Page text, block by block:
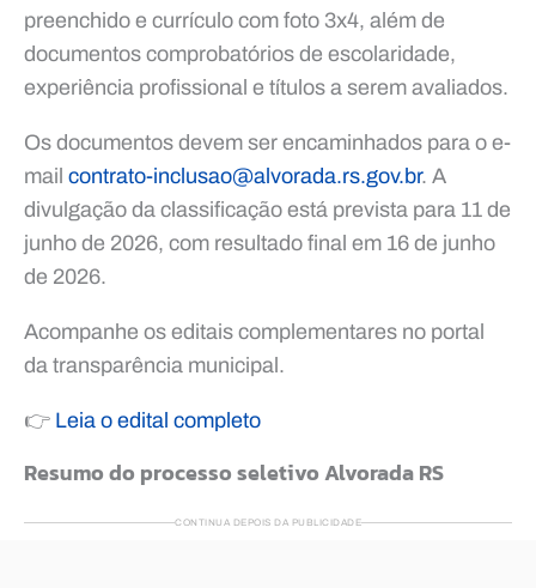
preenchido e currículo com foto 3x4, além de
documentos comprobatórios de escolaridade,
experiência profissional e títulos a serem avaliados.
Os documentos devem ser encaminhados para o e-
mail contrato-inclusao@alvorada.rs.gov.br. A
divulgação da classificação está prevista para 11 de
junho de 2026, com resultado final em 16 de junho
de 2026.
Acompanhe os editais complementares no portal
da transparência municipal.
👉 Leia o edital completo
Resumo do processo seletivo Alvorada RS
CONTINUA DEPOIS DA PUBLICIDADE